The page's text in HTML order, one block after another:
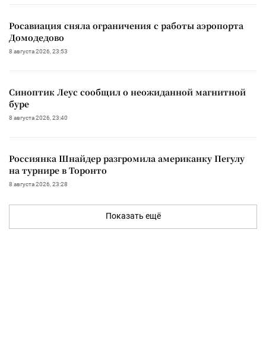
Росавиация сняла ограничения с работы аэропорта
Домодедово
8 августа 2026, 23:53
Синоптик Леус сообщил о неожиданной магнитной
буре
8 августа 2026, 23:40
Россиянка Шнайдер разгромила американку Пегулу
на турнире в Торонто
8 августа 2026, 23:28
Показать ещё